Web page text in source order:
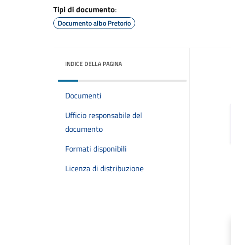
Tipi di documento:
Documento albo Pretorio
INDICE DELLA PAGINA
Documenti
Ufficio responsabile del
documento
Formati disponibili
Licenza di distribuzione